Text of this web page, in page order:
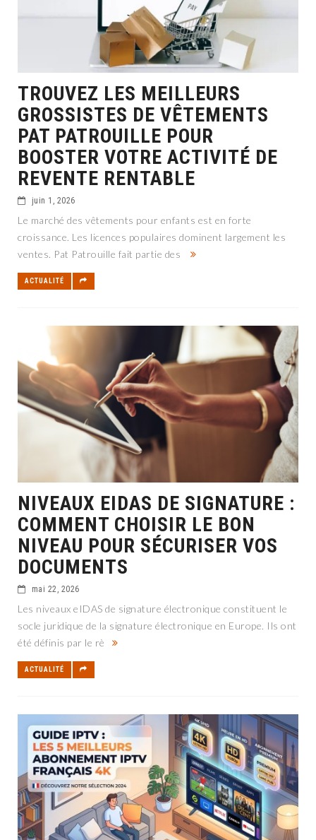
TROUVEZ LES MEILLEURS
GROSSISTES DE VÊTEMENTS
PAT PATROUILLE POUR
BOOSTER VOTRE ACTIVITÉ DE
REVENTE RENTABLE
juin 1, 2026
Le marché des vêtements pour enfants est en forte
croissance. Les licences populaires dominent largement les
ventes. Pat Patrouille fait partie des
ACTUALITÉ
NIVEAUX EIDAS DE SIGNATURE :
COMMENT CHOISIR LE BON
NIVEAU POUR SÉCURISER VOS
DOCUMENTS
mai 22, 2026
Les niveaux eIDAS de signature électronique constituent le
socle juridique de la signature électronique en Europe. Ils ont
été définis par le rè
ACTUALITÉ